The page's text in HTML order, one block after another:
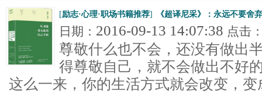
[励志·心理·职场书籍推荐] 《超译尼采》：永远不要舍
日期： 2016-09-13 14:07:38 点击
尊敬什么也不会，还没有做出
得尊敬自己，就不会做出不好
这么一来，你的生活方式就会改变，